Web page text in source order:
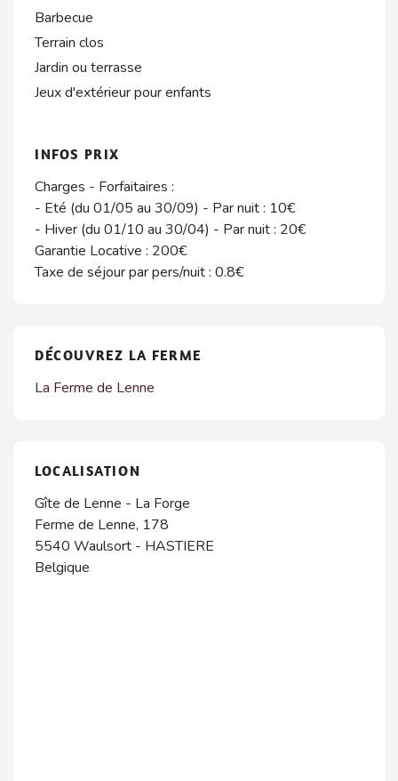
Barbecue
Terrain clos
Jardin ou terrasse
Jeux d'extérieur pour enfants
INFOS PRIX
Charges - Forfaitaires :
- Eté (du 01/05 au 30/09) - Par nuit : 10€
- Hiver (du 01/10 au 30/04) - Par nuit : 20€
Garantie Locative : 200€
Taxe de séjour par pers/nuit : 0.8€
DÉCOUVREZ LA FERME
La Ferme de Lenne
LOCALISATION
Gîte de Lenne - La Forge
Ferme de Lenne, 178
5540 Waulsort - HASTIERE
Belgique